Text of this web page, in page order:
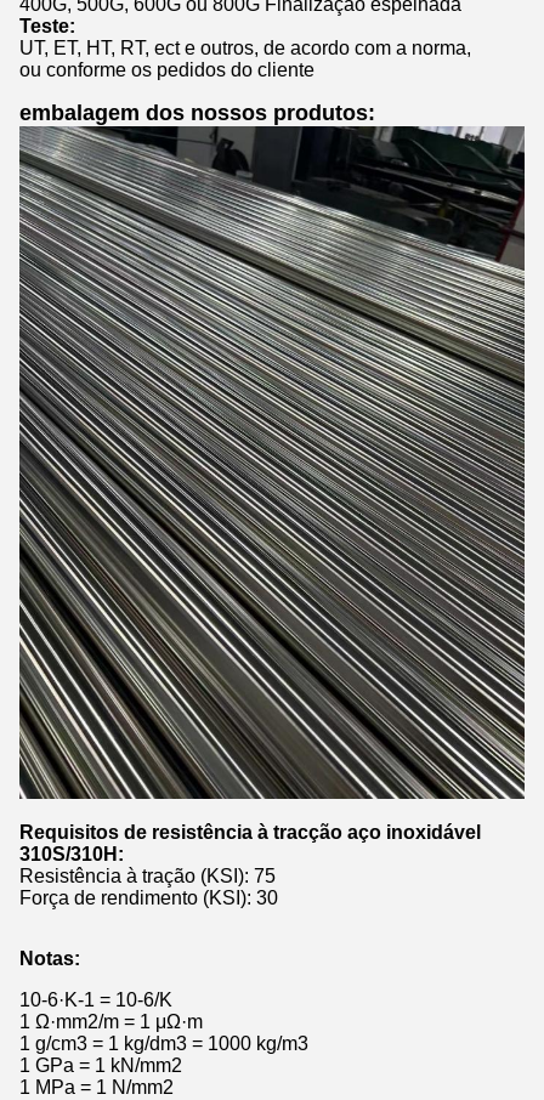
400G, 500G, 600G ou 800G Finalização espelhada
Teste:
UT, ET, HT, RT, ect e outros, de acordo com a norma,
ou conforme os pedidos do cliente
embalagem dos nossos produtos:
Requisitos de resistência à tracção aço inoxidável
310S/310H:
Resistência à tração (KSI): 75
Força de rendimento (KSI): 30
Notas:
10-6·K-1 = 10-6/K
1 Ω·mm2/m = 1 μΩ·m
1 g/cm3 = 1 kg/dm3 = 1000 kg/m3
1 GPa = 1 kN/mm2
1 MPa = 1 N/mm2